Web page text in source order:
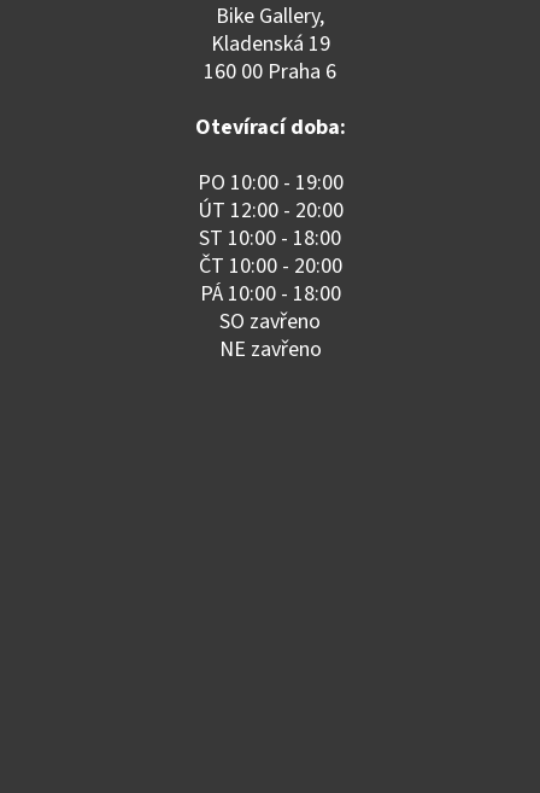
Bike Gallery,
Kladenská 19
160 00 Praha 6
Otevírací doba:
PO 10:00 - 19:00
ÚT 12:00 - 20:00
ST 10:00 - 18:00
ČT 10:00 - 20:00
PÁ 10:00 - 18:00
SO zavřeno
NE zavřeno